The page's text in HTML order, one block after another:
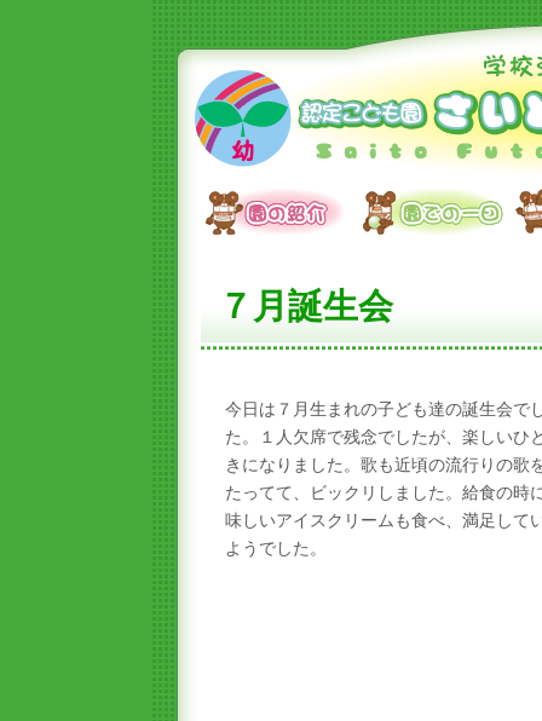
７月誕生会
今日は７月生まれの子ども達の誕生会で
た。１人欠席で残念でしたが、楽しいひ
きになりました。歌も近頃の流行りの歌
たってて、ビックリしました。給食の時
味しいアイスクリームも食べ、満足して
ようでした。